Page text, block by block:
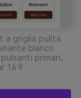
a griglia pulita
bianco
primari,
16:9